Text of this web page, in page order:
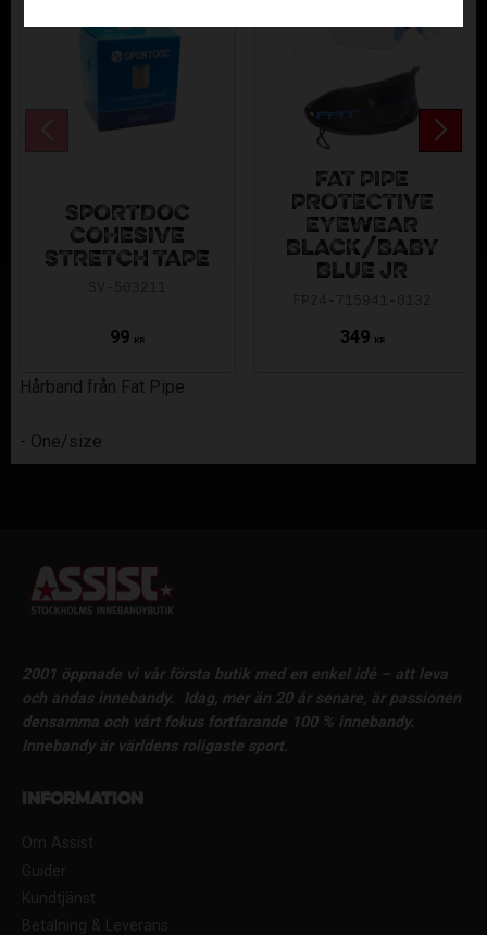
SPORTDOC
COHESIVE
STRETCH TAPE
99 KR
FAT PIPE
PROTECTIVE
EYEWEAR
BLACK/BABY
BLUE JR
349 KR
Hårband från Fat Pipe
- One/size
2001 öppnade vi vår första butik med en enkel idé – att leva
och andas innebandy.
Idag, mer än 20 år senare, är passionen
densamma och vårt fokus fortfarande 100 % innebandy.
Innebandy är världens roligaste sport.
Information
Om Assist
Guider
Kundtjänst
Betalning & Leverans